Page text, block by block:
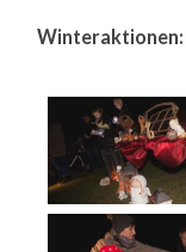
Winteraktionen: